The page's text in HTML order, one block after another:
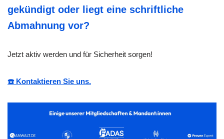
gekündigt oder liegt eine schriftliche
Abmahnung vor?
Jetzt aktiv werden und für Sicherheit sorgen!
☎️ Kontaktieren Sie uns.